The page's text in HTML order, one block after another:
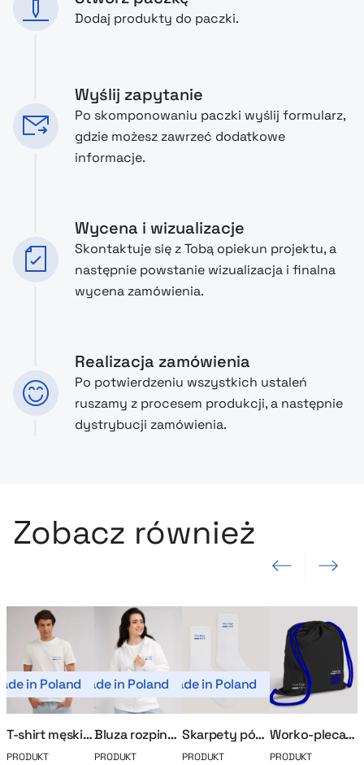
Dodaj produkty do paczki.
Wyślij zapytanie
Po skomponowaniu paczki wyślij formularz,
gdzie możesz zawrzeć dodatkowe
informacje.
Wycena i wizualizacje
Skontaktuje się z Tobą opiekun projektu, a
następnie powstanie wizualizacja i finalna
wycena zamówienia.
Realizacja zamówienia
Po potwierdzeniu wszystkich ustaleń
ruszamy z procesem produkcji, a następnie
dystrybucji zamówienia.
Zobacz również
Poprzedni slajd Następny
in Poland
T-shirt męski MerchUp
PRODUKT
Made in Poland
Bluza rozpinana MerchUp
PRODUKT
Made in Poland
Skarpety półfrotte
PRODUKT
Worko-plecak MerchUp
PRODUKT